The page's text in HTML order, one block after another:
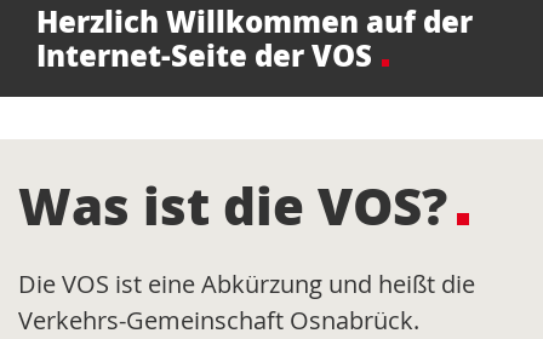
Herzlich Willkommen auf der
Internet-Seite der VOS
Was ist die VOS?
Die VOS ist eine Abkürzung und heißt die
Verkehrs-Gemeinschaft Osnabrück.